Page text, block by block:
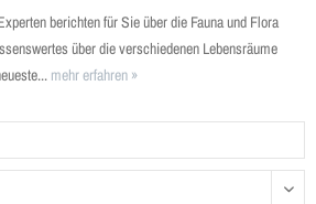
berichten für Sie über die Fauna und Flora
über die verschiedenen Lebensräume
mehr erfahren »